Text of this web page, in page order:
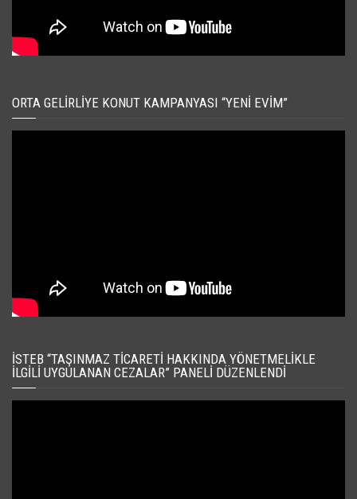
ORTA GELIRLIYE KONUT KAMPANYASI “YENI EVIM”
İSTEB “TAŞINMAZ TICARETI HAKKINDA YÖNETMELIKLE
İLGILI UYGULANAN CEZALAR” PANELI DÜZENLENDI